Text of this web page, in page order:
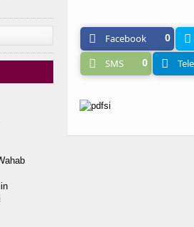
Facebook 0
SMS 0